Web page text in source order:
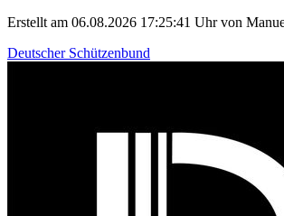
Erstellt am 06.08.2026 17:25:41 Uhr von
Deutscher Schützenbund